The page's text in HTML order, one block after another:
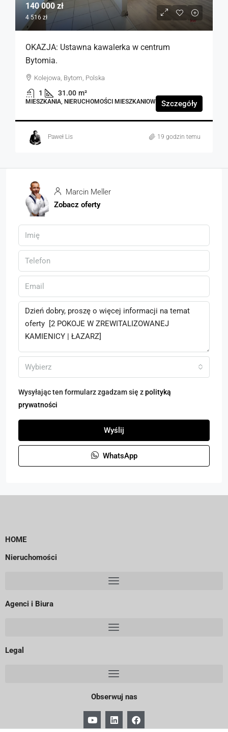
140 000 zł
4 516 zł
OKAZJA: Ustawna kawalerka w centrum
Bytomia.
Kolejowa, Bytom, Polska
1 31.00 m²
MIESZKANIA, NIERUCHOMOŚCI MIESZKANIOWE Szczegóły
Paweł Lis 19 godzin temu
Marcin Meller
Zobacz oferty
Wybierz
Wysyłając ten formularz zgadzam się zpolityką
prywatności
Wyślij
WhatsApp
HOME
Nieruchomości
Agenci i Biura
Legal
Obserwuj nas